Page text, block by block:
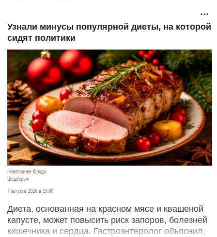
Узнали минусы популярной диеты, на которой
сидят политики
Новогоднее блюдо.
Шедеврум
7 августа 2026 в 15:00
Диета, основанная на красном мясе и квашеной
капусте, может повысить риск запоров, болезней
кишечника и сердца. Гастроэнтеролог объяснил,